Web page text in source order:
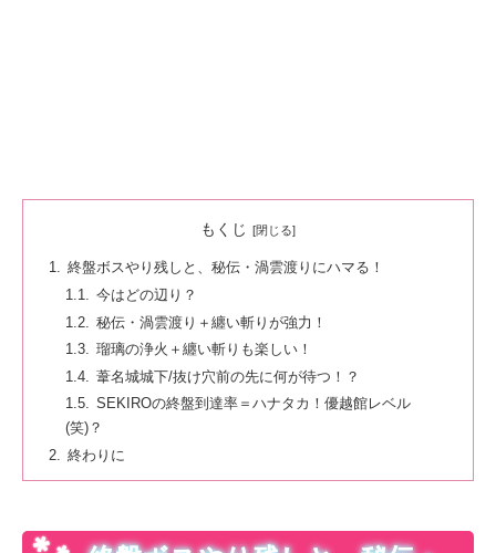
もくじ
終盤ボスやり残しと、秘伝・渦雲渡りにハマる！
今はどの辺り？
秘伝・渦雲渡り＋纏い斬りが強力！
瑠璃の浄火＋纏い斬りも楽しい！
葦名城城下/抜け穴前の先に何が待つ！？
SEKIROの終盤到達率＝ハナタカ！優越館レベル
(笑)？
終わりに